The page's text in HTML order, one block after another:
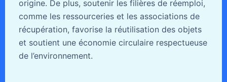
origine. De plus, soutenir les filières de réemploi,
comme les ressourceries et les associations de
récupération, favorise la réutilisation des objets
et soutient une économie circulaire respectueuse
de l’environnement.